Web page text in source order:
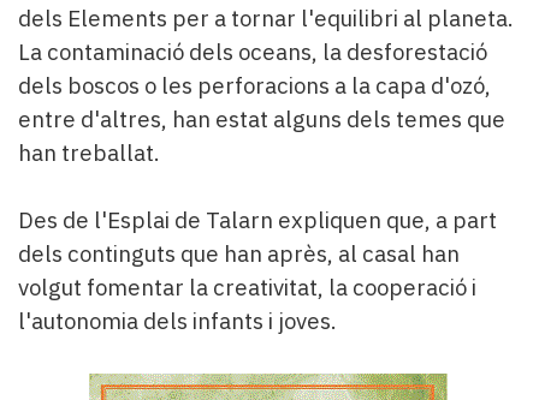
dels Elements per a tornar l'equilibri al planeta.
La contaminació dels oceans, la desforestació
dels boscos o les perforacions a la capa d'ozó,
entre d'altres, han estat alguns dels temes que
han treballat.
Des de l'Esplai de Talarn expliquen que, a part
dels continguts que han après, al casal han
volgut fomentar la creativitat, la cooperació i
l'autonomia dels infants i joves.